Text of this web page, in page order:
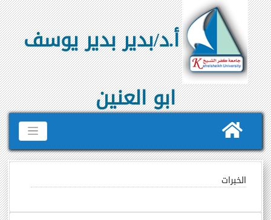
أ.د/بدير بدير يوسف
ابو العنين
الخبرات